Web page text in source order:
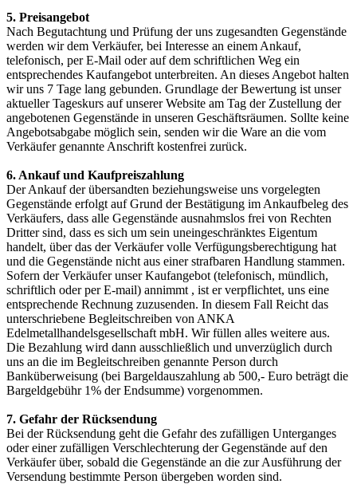
5. Preisangebot
Nach Begutachtung und Prüfung der uns zugesandten Gegenstände
werden wir dem Verkäufer, bei Interesse an einem Ankauf,
telefonisch, per E-Mail oder auf dem schriftlichen Weg ein
entsprechendes Kaufangebot unterbreiten. An dieses Angebot halten
wir uns 7 Tage lang gebunden. Grundlage der Bewertung ist unser
aktueller Tageskurs auf unserer Website am Tag der Zustellung der
angebotenen Gegenstände in unseren Geschäftsräumen. Sollte keine
Angebotsabgabe möglich sein, senden wir die Ware an die vom
Verkäufer genannte Anschrift kostenfrei zurück.
6. Ankauf und Kaufpreiszahlung
Der Ankauf der übersandten beziehungsweise uns vorgelegten
Gegenstände erfolgt auf Grund der Bestätigung im Ankaufbeleg des
Verkäufers, dass alle Gegenstände ausnahmslos frei von Rechten
Dritter sind, dass es sich um sein uneingeschränktes Eigentum
handelt, über das der Verkäufer volle Verfügungsberechtigung hat
und die Gegenstände nicht aus einer strafbaren Handlung stammen.
Sofern der Verkäufer unser Kaufangebot (telefonisch, mündlich,
schriftlich oder per E-mail) annimmt , ist er verpflichtet, uns eine
entsprechende Rechnung zuzusenden. In diesem Fall Reicht das
unterschriebene Begleitschreiben von ANKA
Edelmetallhandelsgesellschaft mbH. Wir füllen alles weitere aus.
Die Bezahlung wird dann ausschließlich und unverzüglich durch
uns an die im Begleitschreiben genannte Person durch
Banküberweisung (bei Bargeldauszahlung ab 500,- Euro beträgt die
Bargeldgebühr 1% der Endsumme) vorgenommen.
7. Gefahr der Rücksendung
Bei der Rücksendung geht die Gefahr des zufälligen Unterganges
oder einer zufälligen Verschlechterung der Gegenstände auf den
Verkäufer über, sobald die Gegenstände an die zur Ausführung der
Versendung bestimmte Person übergeben worden sind.